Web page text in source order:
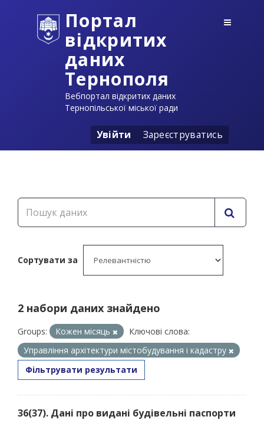
Портал
відкритих
даних
Тернополя
Вебпортал відкритих даних
Тернопільської міської ради
Увійти Зареєструватись
Сортувати за
2 набори даних знайдено
Groups: Кожен місяць
Ключові слова:
Управління архітектури містобудування і кадастру
Фільтрувати результати
36(37). Дані про видані будівельні паспорти